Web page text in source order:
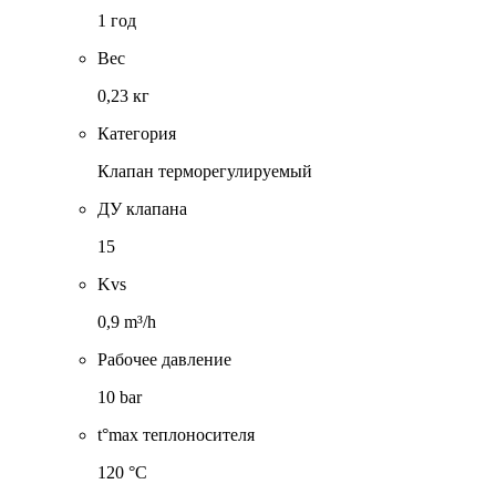
1 год
Вес
0,23 кг
Категория
Клапан терморегулируемый
ДУ клапана
15
Kvs
0,9 m³/h
Рабочее давление
10 bar
t°max теплоносителя
120 °C